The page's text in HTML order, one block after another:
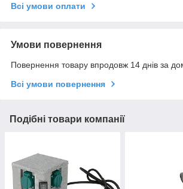
Всі умови оплати
Умови повернення
Повернення товару впродовж 14 днів за
Всі умови повернення
Подібні товари компанії